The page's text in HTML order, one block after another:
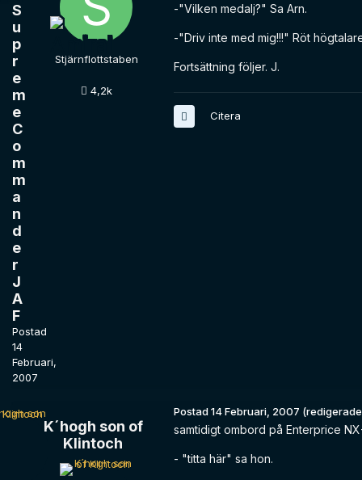
S
u
p
r
e
m
e
C
o
m
m
a
n
d
e
r
J
A
F
Postad
14
Februari,
2007
Stjärnflottstaben
4,2k
-"Vilken medalj?" Sa Arn.
-"Driv inte med mig!!!" Röt
Fortsättning följer. J.
Citera
K´hogh son of
Klintoch
Postad14 Februari, 2007
samtidigt ombord på Enterprice
- "titta här" sa hon.